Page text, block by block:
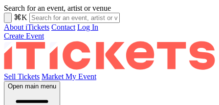
Search for an event, artist or venue
⌘K
About iTickets Contact Log In
Create Event
Sell Tickets Market My Event
Open main menu